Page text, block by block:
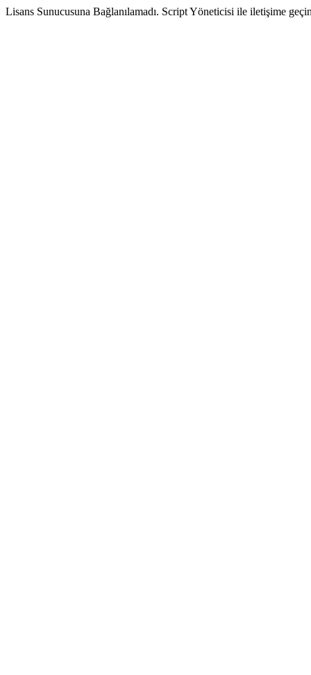
Lisans Sunucusuna Bağlanılamadı. Script Yöneticisi ile iletişime